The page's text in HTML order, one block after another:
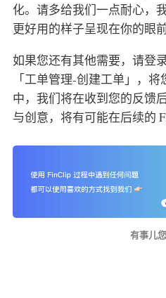
化。请多给我们一点耐心，
更好用的样子呈现在你的眼前
如果您还有其他需要，请登
「工单管理-创建工单」，
中，我们将在收到您的反馈
与创意，将有可能在后续的
有事儿